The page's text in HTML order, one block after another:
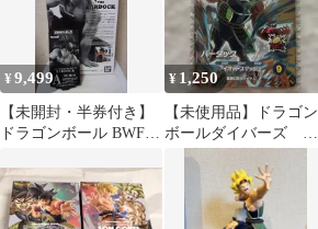
¥9,499
【未開封・半券付き】
ドラゴンボール BWFC
賞
¥ 1,250
【未使用品】ドラゴン
ボールダイバーズ バ